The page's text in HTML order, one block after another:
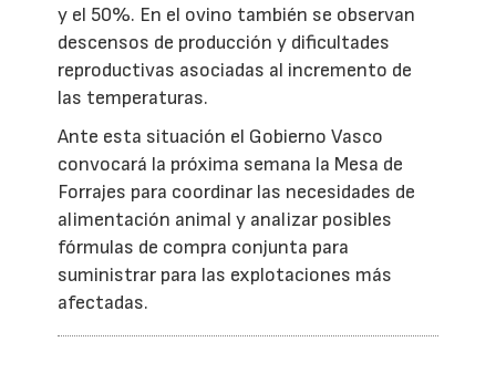
y el 50%. En el ovino también se observan
descensos de producción y dificultades
reproductivas asociadas al incremento de
las temperaturas.
Ante esta situación el Gobierno Vasco
convocará la próxima semana la Mesa de
Forrajes para coordinar las necesidades de
alimentación animal y analizar posibles
fórmulas de compra conjunta para
suministrar para las explotaciones más
afectadas.